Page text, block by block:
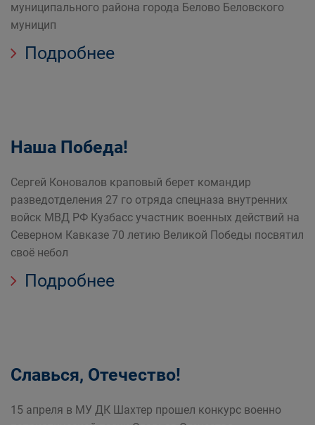
муниципального района города Белово Беловского
муницип
Подробнее
Наша Победа!
Сергей Коновалов краповый берет командир
разведотделения 27 го отряда спецназа внутренних
войск МВД РФ Кузбасс участник военных действий на
Северном Кавказе 70 летию Великой Победы посвятил
своё небол
Подробнее
Славься, Отечество!
15 апреля в МУ ДК Шахтер прошел конкурс военно